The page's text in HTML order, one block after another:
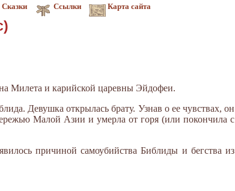
Сказки Ссылки Карта сайта
Милета и карийской царевны Эйдофеи.
Девушка открылась брату. Узнав о ее чувствах, он
Малой Азии и умерла от горя (или покончила с
причиной самоубийства Библиды и бегства из